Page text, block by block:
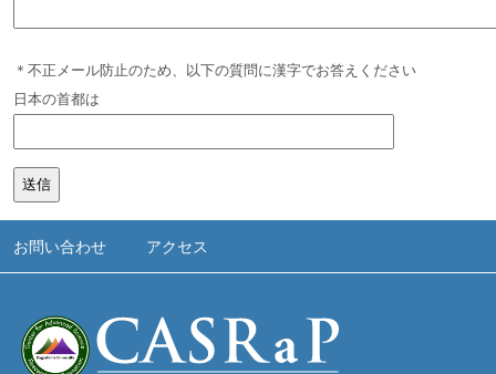
＊不正メール防止のため、以下の質問に漢字でお答えください
日本の首都は
お問い合わせ アクセス